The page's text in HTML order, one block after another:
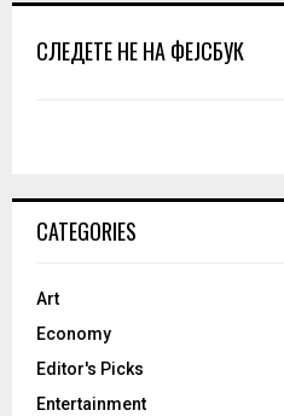
СЛЕДЕТЕ НЕ НА ФЕЈСБУК
CATEGORIES
Art
Economy
Editor's Picks
Entertainment